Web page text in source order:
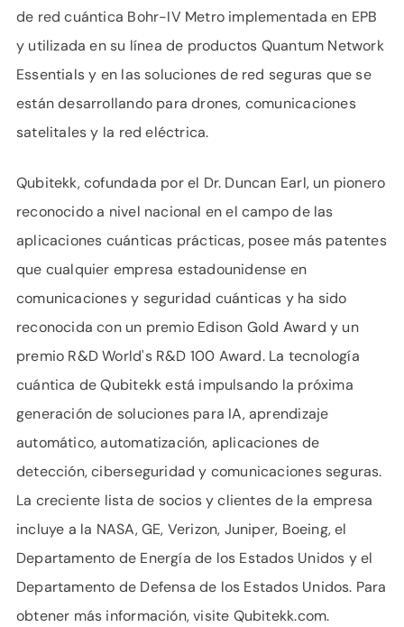
de red cuántica Bohr-IV Metro implementada en EPB
y utilizada en su línea de productos Quantum Network
Essentials y en las soluciones de red seguras que se
están desarrollando para drones, comunicaciones
satelitales y la red eléctrica.
Qubitekk, cofundada por el Dr. Duncan Earl, un pionero
reconocido a nivel nacional en el campo de las
aplicaciones cuánticas prácticas, posee más patentes
que cualquier empresa estadounidense en
comunicaciones y seguridad cuánticas y ha sido
reconocida con un premio Edison Gold Award y un
premio R&D World's R&D 100 Award. La tecnología
cuántica de Qubitekk está impulsando la próxima
generación de soluciones para IA, aprendizaje
automático, automatización, aplicaciones de
detección, ciberseguridad y comunicaciones seguras.
La creciente lista de socios y clientes de la empresa
incluye a la NASA, GE, Verizon, Juniper, Boeing, el
Departamento de Energía de los Estados Unidos y el
Departamento de Defensa de los Estados Unidos. Para
obtener más información, visite Qubitekk.com.